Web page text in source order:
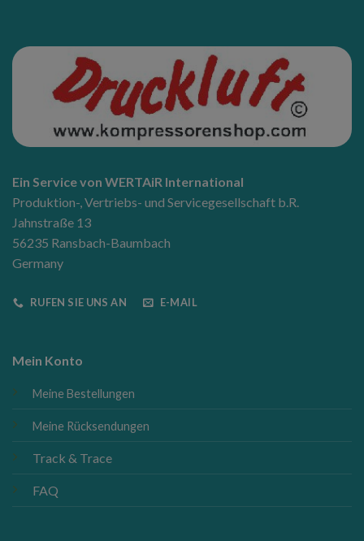
Ein Service von WERTAiR International
Produktion-, Vertriebs- und Servicegesellschaft b.R.
Jahnstraße 13
56235 Ransbach-Baumbach
Germany
RUFEN SIE UNS AN E-MAIL
Mein Konto
Meine Bestellungen
Meine Rücksendungen
Track & Trace
FAQ